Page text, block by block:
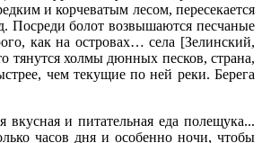
и корчеватым лесом, пересекается
Посреди болот возвышаются песчаные
как на островах… села [Зелинский,
тянутся холмы дюнных песков, страна,
чем текущие по ней реки. Берега
и питательная еда полещука...
часов дня и особенно ночи, чтобы